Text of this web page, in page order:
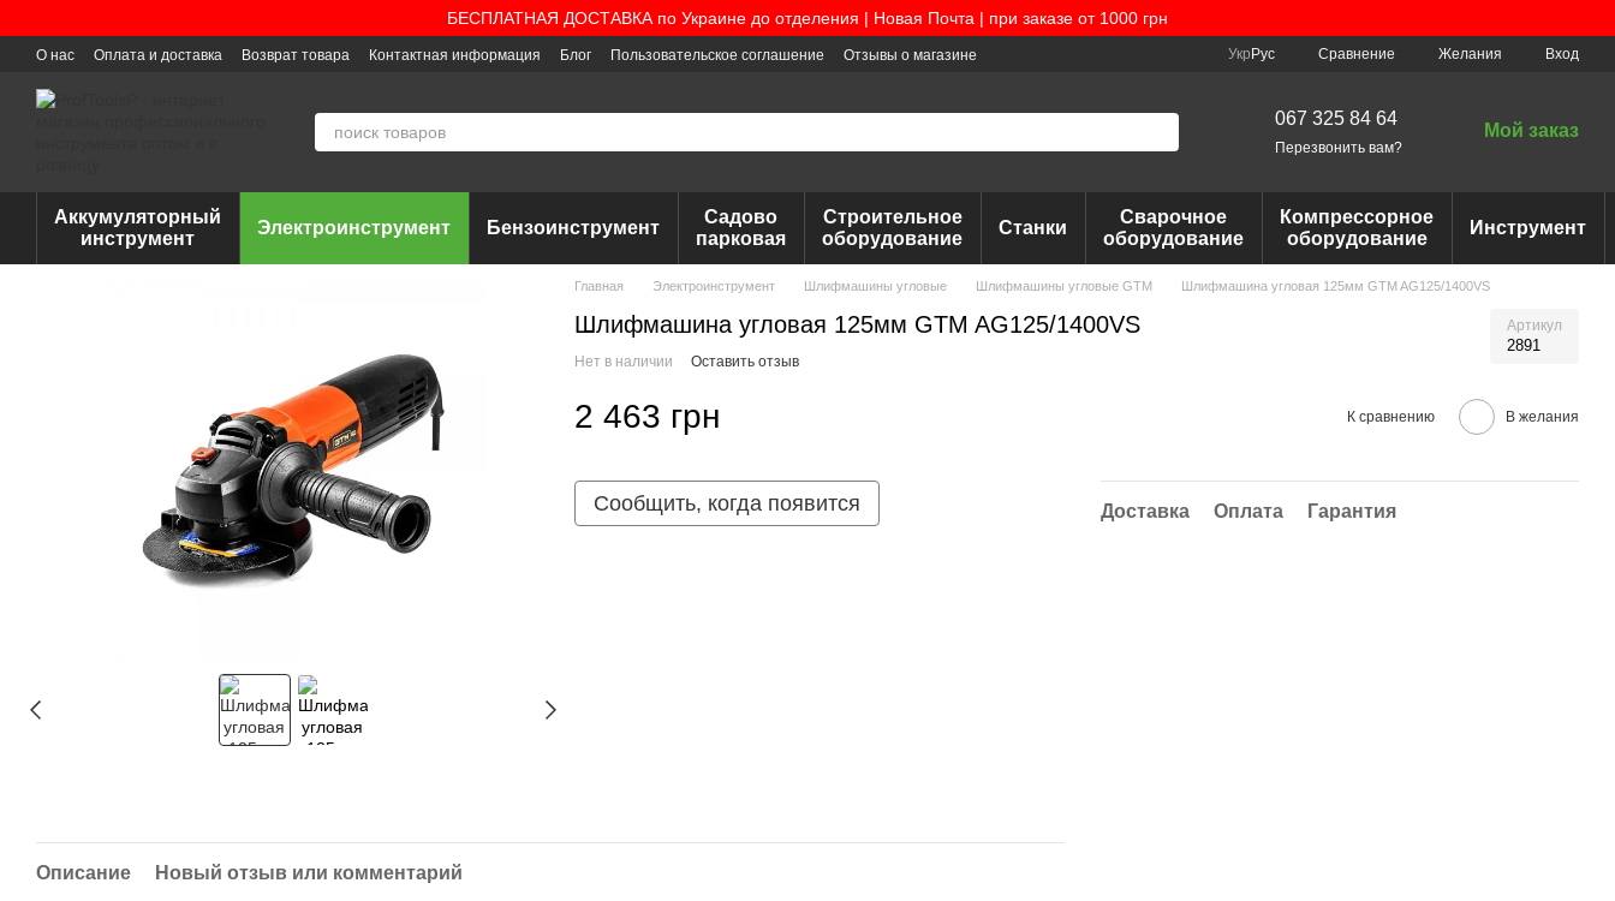
БЕСПЛАТНАЯ ДОСТАВКА по Украине до отделения | Новая Почта | при заказе от 1000 грн
О нас Оплата и доставка Возврат товара Контактная информация Блог Пользовательское соглашение Отзывы о магазине Укр Рус Сравнение Желания Вход
067 325 84 64
Перезвонить вам?
Мой заказ
Аккумуляторный
инструмент
Электроинструмент Бензоинструмент
Садово
парковая
Строительное
оборудование
Станки
Сварочное
оборудование
Компрессорное
оборудование
Инструмент
Главная Электроинструмент Шлифмашины угловые Шлифмашины угловые GTM Шлифмашина угловая 125мм GTM AG125/1400VS
Шлифмашина угловая 125мм GTM AG125/1400VS Артикул
2891
Нет в наличии Оставить отзыв
2 463 грн К сравнению В желания
Сообщить, когда появится Доставка Оплата Гарантия
Описание Новый отзыв или комментарий